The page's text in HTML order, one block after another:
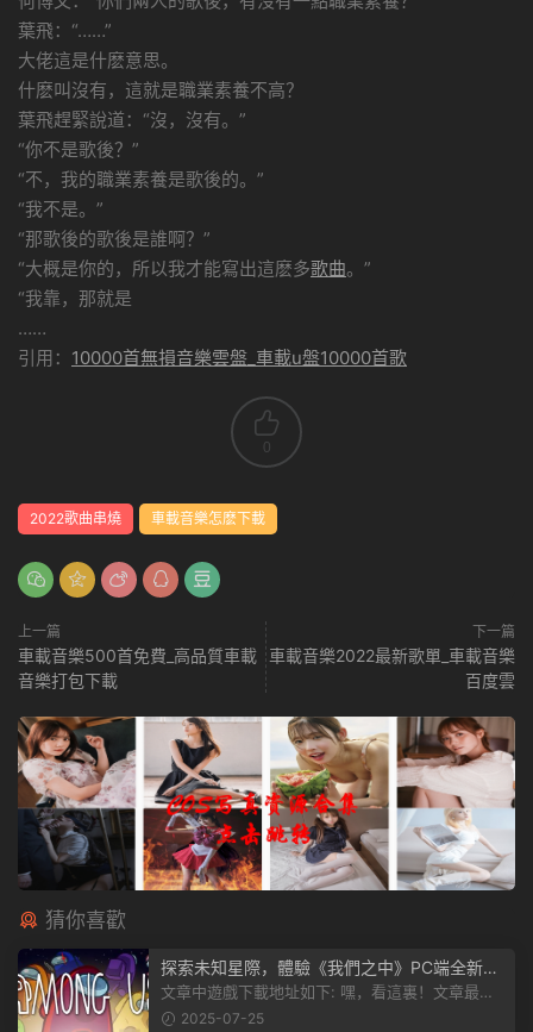
葉飛：“……”
大佬這是什麽意思。
什麽叫沒有，這就是職業素養不高？
葉飛趕緊說道：“沒，沒有。”
“你不是歌後？”
“不，我的職業素養是歌後的。”
“我不是。”
“那歌後的歌後是誰啊？”
“大概是你的，所以我才能寫出這麽多歌曲。”
“我靠，那就是
……
引用： 10000首無損音樂雲盤_車載u盤10000首歌
0
2022歌曲串燒 車載音樂怎麽下載
上一篇
車載音樂500首免費_高品質車載
音樂打包下載
下一篇
車載音樂2022最新歌單_車載音樂
百度雲
猜你喜歡
探索未知星際，體驗《我們之中》PC端全新版
本
文章中遊戲下載地址如下: 嘿，看這裏！文章最後
有個圖片，點一下就能加入我們遊...
2025-07-25